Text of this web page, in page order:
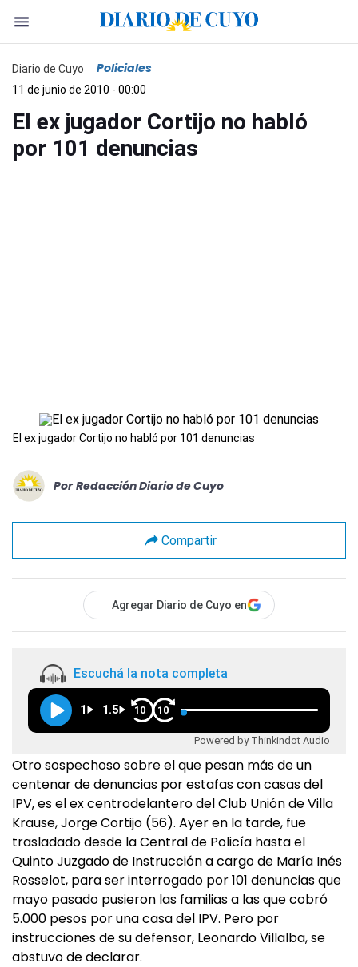
Diario de Cuyo Policiales
11 de junio de 2010 - 00:00
El ex jugador Cortijo no habló
por 101 denuncias
El ex jugador Cortijo no habló por 101 denuncias
Por Redacción Diario de Cuyo
Compartir
Agregar Diario de Cuyo en
Escuchá la nota completa
1 1.5 10 10
Powered by Thinkindot Audio
Otro sospechoso sobre el que pesan más de un
centenar de denuncias por estafas con casas del
IPV, es el ex centrodelantero del Club Unión de Villa
Krause, Jorge Cortijo (56). Ayer en la tarde, fue
trasladado desde la Central de Policía hasta el
Quinto Juzgado de Instrucción a cargo de María Inés
Rosselot, para ser interrogado por 101 denuncias que
mayo pasado pusieron las familias a las que cobró
5.000 pesos por una casa del IPV. Pero por
instrucciones de su defensor, Leonardo Villalba, se
abstuvo de declarar.